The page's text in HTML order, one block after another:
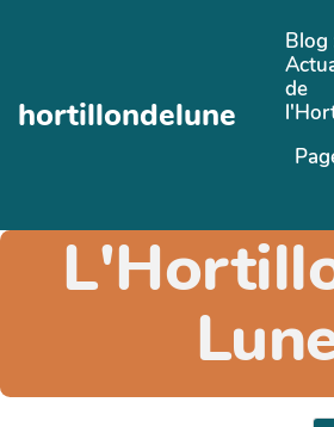
hortillondelune
Blog
de